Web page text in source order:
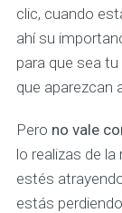
clic, cuando
ahí su
para que sea
que aparezcan
Pero no vale
lo realizas de
estés
estás